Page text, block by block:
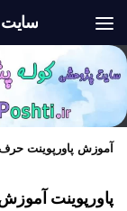
سایت
آموزش پاورپوینت
پاورپوینت